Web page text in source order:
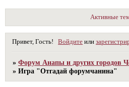
Активные
Привет, Гость! Войдите или
»Форум Анапы и других городов
»Игра "Отгадай форумчанина"